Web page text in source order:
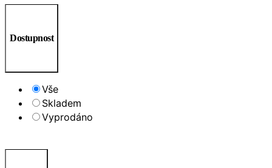
Dostupnost
Vše
Skladem
Vyprodáno